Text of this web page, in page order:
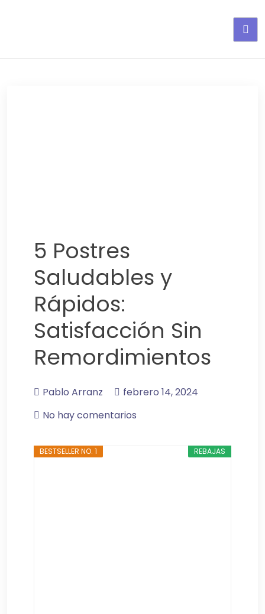
5 Postres
Saludables y
Rápidos:
Satisfacción Sin
Remordimientos
Pablo Arranz
febrero 14, 2024
No hay comentarios
REBAJAS
BESTSELLER NO. 1